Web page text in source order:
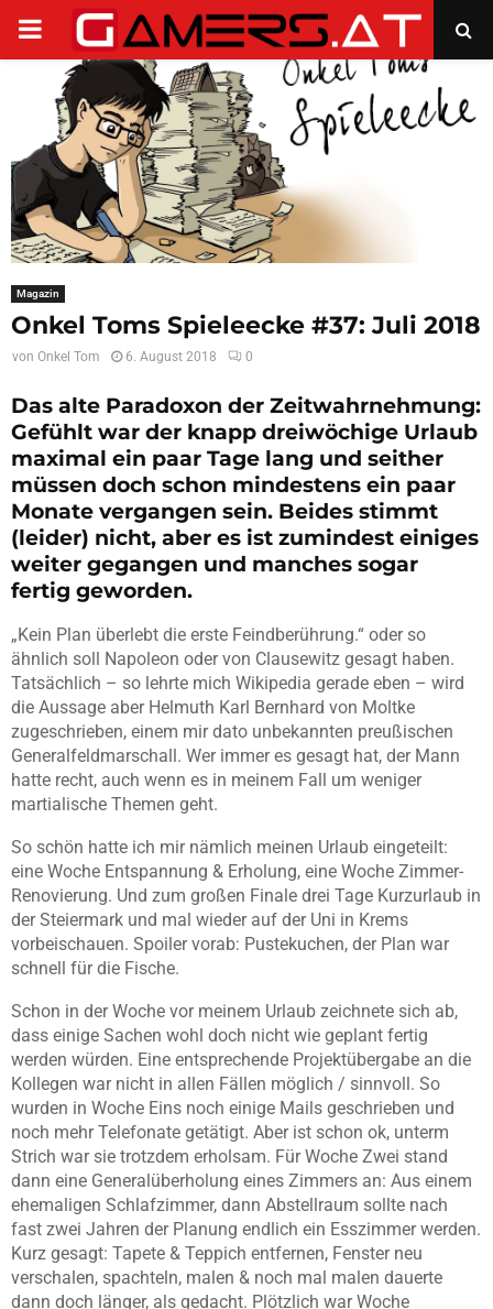
PRIMARY
MENU
Magazin
Onkel Toms Spieleecke #37: Juli 2018
von Onkel Tom 6. August 2018 0
Das alte Paradoxon der Zeitwahrnehmung:
Gefühlt war der knapp dreiwöchige Urlaub
maximal ein paar Tage lang und seither
müssen doch schon mindestens ein paar
Monate vergangen sein. Beides stimmt
(leider) nicht, aber es ist zumindest einiges
weiter gegangen und manches sogar
fertig geworden.
„Kein Plan überlebt die erste Feindberührung.“ oder so
ähnlich soll Napoleon oder von Clausewitz gesagt haben.
Tatsächlich – so lehrte mich Wikipedia gerade eben – wird
die Aussage aber Helmuth Karl Bernhard von Moltke
zugeschrieben, einem mir dato unbekannten preußischen
Generalfeldmarschall. Wer immer es gesagt hat, der Mann
hatte recht, auch wenn es in meinem Fall um weniger
martialische Themen geht.
So schön hatte ich mir nämlich meinen Urlaub eingeteilt:
eine Woche Entspannung & Erholung, eine Woche Zimmer-
Renovierung. Und zum großen Finale drei Tage Kurzurlaub in
der Steiermark und mal wieder auf der Uni in Krems
vorbeischauen. Spoiler vorab: Pustekuchen, der Plan war
schnell für die Fische.
Schon in der Woche vor meinem Urlaub zeichnete sich ab,
dass einige Sachen wohl doch nicht wie geplant fertig
werden würden. Eine entsprechende Projektübergabe an die
Kollegen war nicht in allen Fällen möglich / sinnvoll. So
wurden in Woche Eins noch einige Mails geschrieben und
noch mehr Telefonate getätigt. Aber ist schon ok, unterm
Strich war sie trotzdem erholsam. Für Woche Zwei stand
dann eine Generalüberholung eines Zimmers an: Aus einem
ehemaligen Schlafzimmer, dann Abstellraum sollte nach
fast zwei Jahren der Planung endlich ein Esszimmer werden.
Kurz gesagt: Tapete & Teppich entfernen, Fenster neu
verschalen, spachteln, malen & noch mal malen dauerte
dann doch länger, als gedacht. Plötzlich war Woche